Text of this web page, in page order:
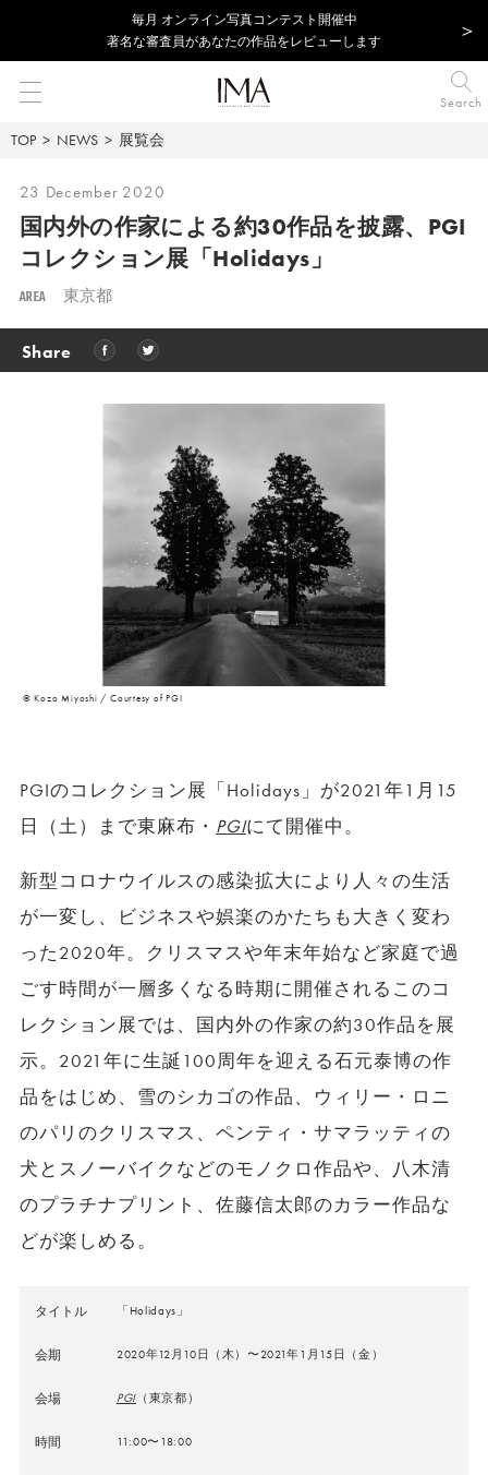
毎⽉ オンライン写真コンテスト開催中
著名な審査員があなたの作品をレビューします
Search
TOP NEWS 展覧会
23 December 2020
国内外の作家による約30作品を披露、 PGI
コレクション展「Holidays」
AREA 東京都
Share
© Kozo Miyoshi / Courtesy of PGI
PGIのコレクション展「Holidays」が2021年1月15
日（土）まで東麻布・ PGIにて開催中。
新型コロナウイルスの感染拡大により人々の生活
が一変し、ビジネスや娯楽のかたちも大きく変わ
った2020年。クリスマスや年末年始など家庭で過
ごす時間が一層多くなる時期に開催されるこのコ
レクション展では、国内外の作家の約30作品を展
示。2021年に生誕100周年を迎える石元泰博の作
品をはじめ、雪のシカゴの作品、ウィリー・ロニ
のパリのクリスマス、ペンティ・サマラッティの
犬とスノーバイクなどのモノクロ作品や、八木清
のプラチナプリント、佐藤信太郎のカラー作品な
どが楽しめる。
タイトル 「Holidays」
会期 2020年12月10日（木）〜2021年1月15日（金）
会場 PGI（東京都）
時間 11:00〜18:00